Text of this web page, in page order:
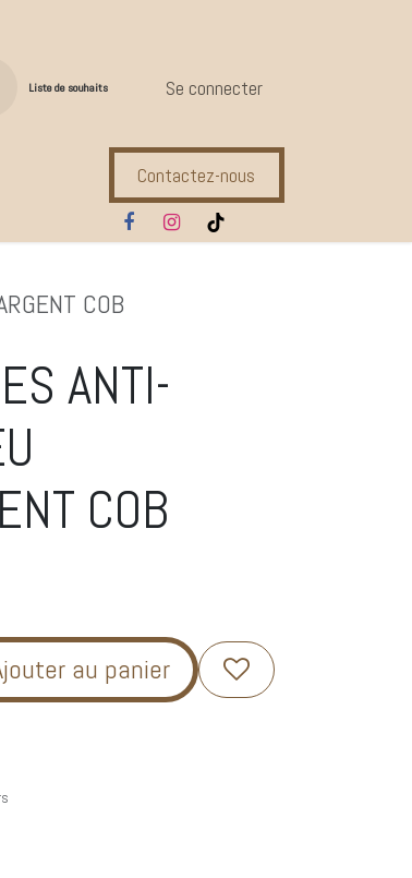
Liste de souhaits Se connecter
Compl. Alimentaires Ecuries
Contactez-nous
COB
ANTI-
COB
au panier